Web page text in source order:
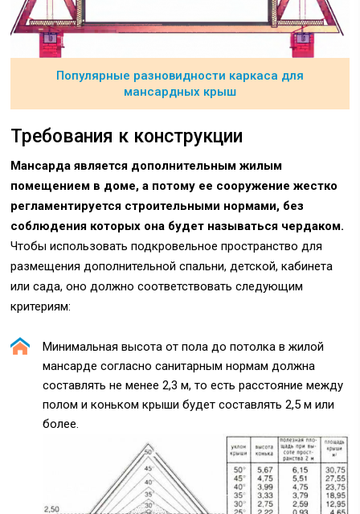
Популярные разновидности каркаса для
мансардных крыш
Требования к конструкции
Мансарда является дополнительным жилым
помещением в доме, а потому ее сооружение жестко
регламентируется строительными нормами, без
соблюдения которых она будет называться чердаком.
Чтобы использовать подкровельное пространство для
размещения дополнительной спальни, детской, кабинета
или сада, оно должно соответствовать следующим
критериям:
Минимальная высота от пола до потолка в жилой
мансарде согласно санитарным нормам должна
составлять не менее 2,3 м, то есть расстояние между
полом и коньком крыши будет составлять 2,5 м или
более.